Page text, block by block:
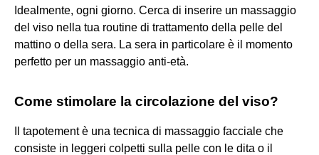
Idealmente, ogni giorno. Cerca di inserire un massaggio
del viso nella tua routine di trattamento della pelle del
mattino o della sera. La sera in particolare è il momento
perfetto per un massaggio anti-età.
Come stimolare la circolazione del viso?
Il tapotement è una tecnica di massaggio facciale che
consiste in leggeri colpetti sulla pelle con le dita o il